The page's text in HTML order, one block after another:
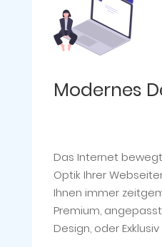
Modernes
Das Internet
Optik Ihrer
Ihnen immer
Premium,
Design, oder